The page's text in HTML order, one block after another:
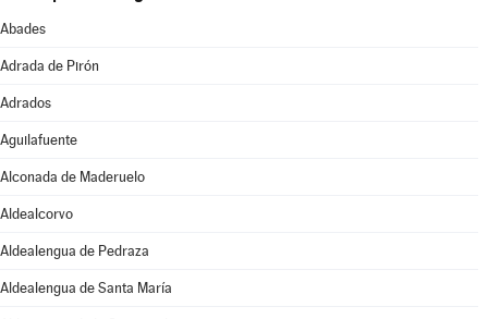
Abades
Adrada de Pirón
Adrados
Aguilafuente
Alconada de Maderuelo
Aldealcorvo
Aldealengua de Pedraza
Aldealengua de Santa María